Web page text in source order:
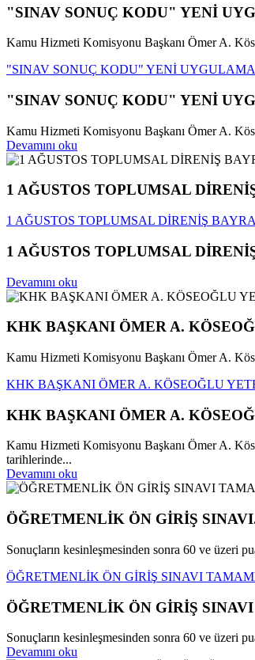
"SINAV SONUÇ KODU" YENİ
Kamu Hizmeti Komisyonu Başkanı Ömer A.
"SINAV SONUÇ KODU" YENİ
"SINAV SONUÇ KODU" YENİ
Kamu Hizmeti Komisyonu Başkanı Ömer A.
Devamını oku
1 AĞUSTOS TOPLUMSAL
1 AĞUSTOS TOPLUMSAL DİRENİŞ
1 AĞUSTOS TOPLUMSAL
Devamını oku
KHK BAŞKANI ÖMER A.
Kamu Hizmeti Komisyonu Başkanı Ömer A.
KHK BAŞKANI ÖMER A. KÖSEOĞLU
KHK BAŞKANI ÖMER A.
Kamu Hizmeti Komisyonu Başkanı Ömer A.
tarihlerinde...
Devamını oku
ÖĞRETMENLİK ÖN GİRİŞ
Sonuçların kesinleşmesinden sonra 60 ve üzeri
ÖĞRETMENLİK ÖN GİRİŞ SINAVI
ÖĞRETMENLİK ÖN GİRİŞ
Sonuçların kesinleşmesinden sonra 60 ve üzeri
Devamını oku